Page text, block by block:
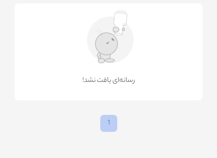
!رسانه‌ای یافت نشد
1